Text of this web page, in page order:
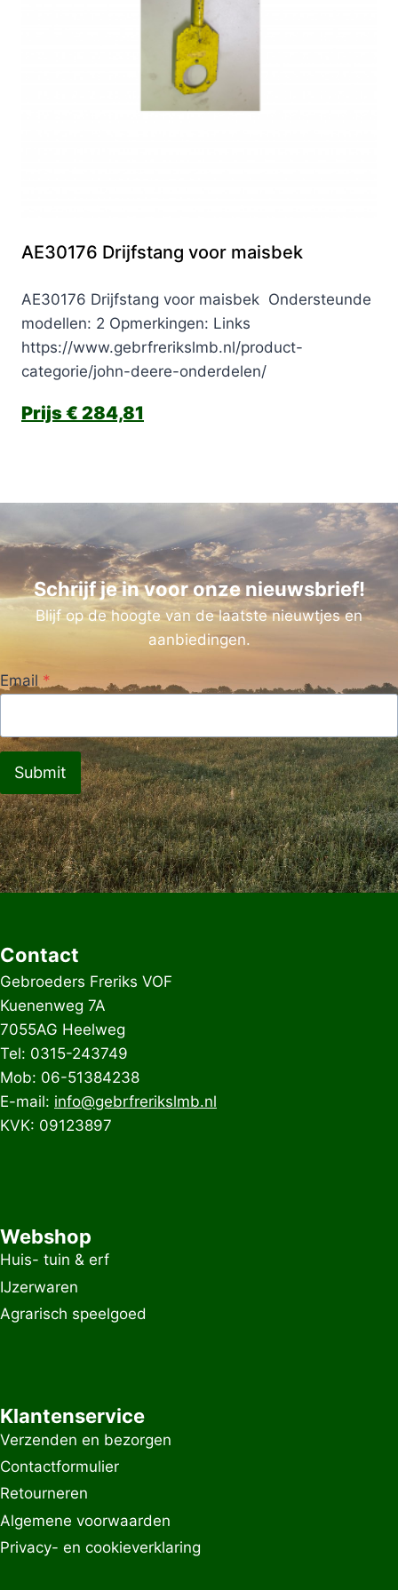
AE30176 Drijfstang voor maisbek
AE30176 Drijfstang voor maisbek Ondersteunde
modellen: 2 Opmerkingen: Links
https://www.gebrfrerikslmb.nl/product-
categorie/john-deere-onderdelen/
€ 284,81
Schrijf je in voor onze nieuwsbrief!
Blijf op de hoogte van de laatste nieuwtjes en
aanbiedingen.
Email *
Submit
Contact
Gebroeders Freriks VOF
Kuenenweg 7A
7055AG Heelweg
Tel: 0315-243749
Mob: 06-51384238
E-mail: info@gebrfrerikslmb.nl
KVK: 09123897
Webshop
Huis- tuin & erf
IJzerwaren
Agrarisch speelgoed
Klantenservice
Verzenden en bezorgen
Contactformulier
Retourneren
Algemene voorwaarden
Privacy- en cookieverklaring